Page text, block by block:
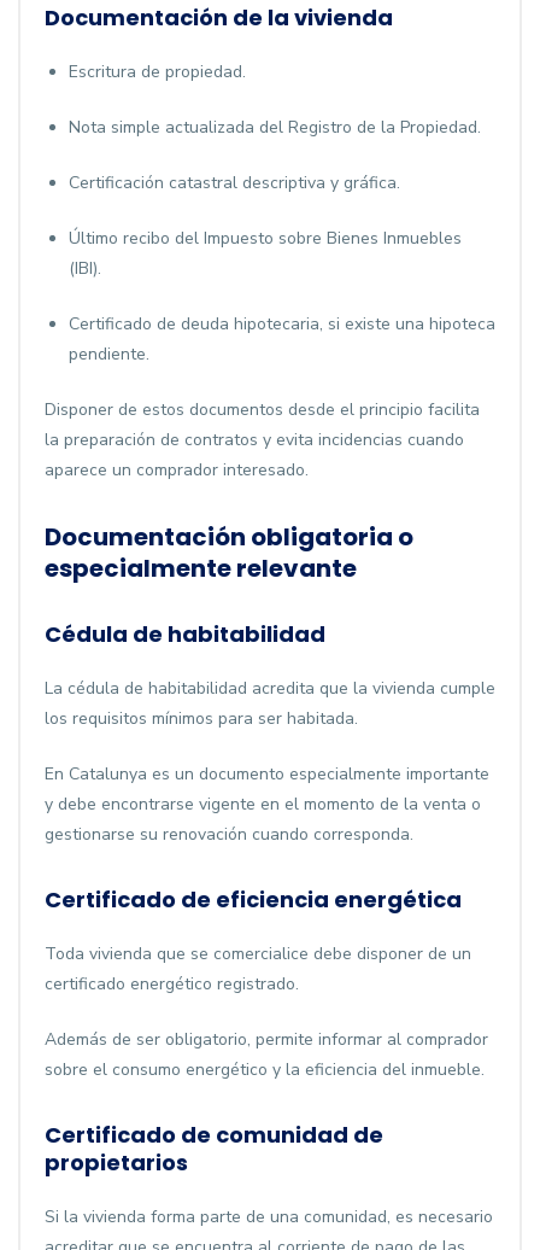
Documentación de la vivienda
Escritura de propiedad.
Nota simple actualizada del Registro de la Propiedad.
Certificación catastral descriptiva y gráfica.
Último recibo del Impuesto sobre Bienes Inmuebles
(IBI).
Certificado de deuda hipotecaria, si existe una hipoteca
pendiente.
Disponer de estos documentos desde el principio facilita
la preparación de contratos y evita incidencias cuando
aparece un comprador interesado.
Documentación obligatoria o
especialmente relevante
Cédula de habitabilidad
La cédula de habitabilidad acredita que la vivienda cumple
los requisitos mínimos para ser habitada.
En Catalunya es un documento especialmente importante
y debe encontrarse vigente en el momento de la venta o
gestionarse su renovación cuando corresponda.
Certificado de eficiencia energética
Toda vivienda que se comercialice debe disponer de un
certificado energético registrado.
Además de ser obligatorio, permite informar al comprador
sobre el consumo energético y la eficiencia del inmueble.
Certificado de comunidad de
propietarios
Si la vivienda forma parte de una comunidad, es necesario